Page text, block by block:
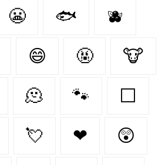
😬 🐟 🫐
😄 🤬 🐮
🫠 🐾 ⬜
💘 ❤︎‬ 😲